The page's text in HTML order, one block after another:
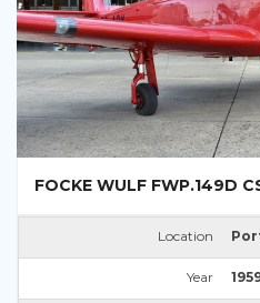
FOCKE WULF FWP.149D
Location
Year